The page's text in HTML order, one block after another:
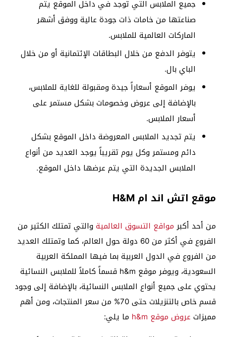
جميع الملابس التي توجد في داخل الموقع يتم
صناعتها من خامات ذات جودة عالية ووفق أشهر
الماركات العالمية للملابس.
يتوفر الدفع من خلال البطاقات الإئتمانية أو من خلال
الباي بال.
يوفر الموقع أسعاراً جيدة ومقبولة للغاية للملابس،
بالإضافة إلى عروض وخصومات بشكل مستمر على
أسعار الملابس.
يتم تجديد الملابس المعروضة داخل الموقع بشكل
دائم ومستمر وكل يوم تقريباً يوجد العديد من أنواع
الملابس الجديدة التي يتم عرضها داخل الموقع.
موقع اتش اند ام H&M
من أحد أكبر مواقع التسوق العالمية والتي تمتلك الكثير من
الفروع في أكثر من 60 دولة حول العالم، كما وتمتلك العديد
من الفروع في الدول العربية بما فيها المملكة العربية
السعودية، ويوفر موقع h&m قسماً كاملاً للملابس النسائية
يحتوي على جميع أنواع الملابس النسائية، بالإضافة إلى وجود
قسم خاص بالتنزيلات حتى 70% من سعر المنتجات، ومن أهم
مميزات عروض موقع h&m
ما يلي: